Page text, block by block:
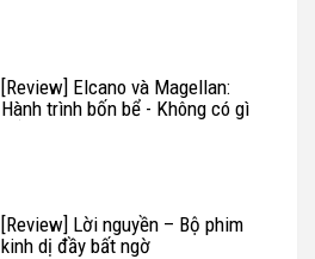
[Review] Elcano và Magellan:
Hành trình bốn bể - Không có gì
[Review] Lời nguyền – Bộ phim
kinh dị đầy bất ngờ